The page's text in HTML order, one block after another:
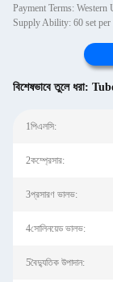
Payment Terms:
Supply Ability: 60 set per
বিশেষভাবে তুলে ধরা:
1পিএলসি:
2কম্প্রেসার:
3প্রসারণ ভালভ:
4সোলিনয়েড ভালভ:
5বৈদ্যুতিক উপাদান: